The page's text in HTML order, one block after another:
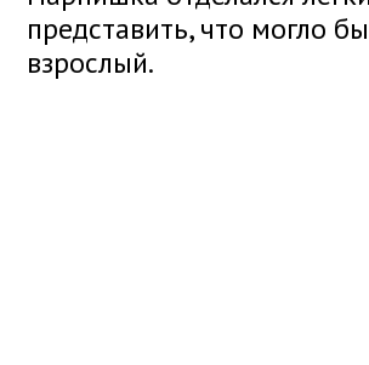
представить, что могло
взрослый.